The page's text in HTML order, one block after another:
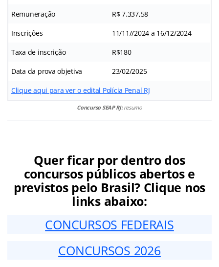
Remuneração R$ 7.337,58
Inscrições 11/11//2024 a 16/12/2024
Taxa de inscrição R$180
Data da prova objetiva 23/02/2025
Clique aqui para ver o edital Polícia Penal RJ
Concurso SEAP RJ:resumo
Quer ficar por dentro dos
concursos públicos abertos e
previstos pelo Brasil? Clique nos
links abaixo:
CONCURSOS FEDERAIS
CONCURSOS 2026